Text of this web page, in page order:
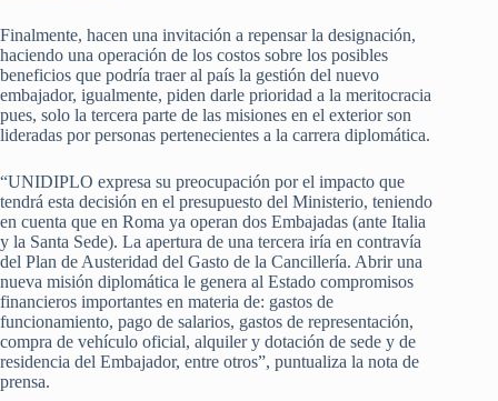
Finalmente, hacen una invitación a repensar la designación,
haciendo una operación de los costos sobre los posibles
beneficios que podría traer al país la gestión del nuevo
embajador, igualmente, piden darle prioridad a la meritocracia
pues, solo la tercera parte de las misiones en el exterior son
lideradas por personas pertenecientes a la carrera diplomática.
“UNIDIPLO expresa su preocupación por el impacto que
tendrá esta decisión en el presupuesto del Ministerio, teniendo
en cuenta que en Roma ya operan dos Embajadas (ante Italia
y la Santa Sede). La apertura de una tercera iría en contravía
del Plan de Austeridad del Gasto de la Cancillería. Abrir una
nueva misión diplomática le genera al Estado compromisos
financieros importantes en materia de: gastos de
funcionamiento, pago de salarios, gastos de representación,
compra de vehículo oficial, alquiler y dotación de sede y de
residencia del Embajador, entre otros”, puntualiza la nota de
prensa.